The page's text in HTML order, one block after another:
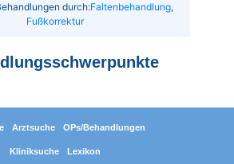
durch:Faltenbehandlung,
Fußkorrektur
Arztsuche OPs/Behandlungen
Kliniksuche Lexikon